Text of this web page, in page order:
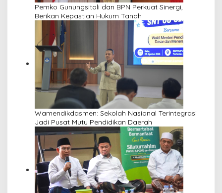
Pemko Gunungsitoli dan BPN Perkuat Sinergi,
Berikan Kepastian Hukum Tanah
Wamendikdasmen: Sekolah Nasional Terintegrasi
Jadi Pusat Mutu Pendidikan Daerah